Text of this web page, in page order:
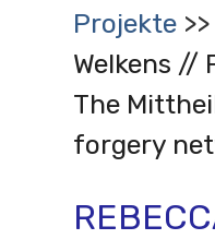
Projekte
Welkens //
The
forgery